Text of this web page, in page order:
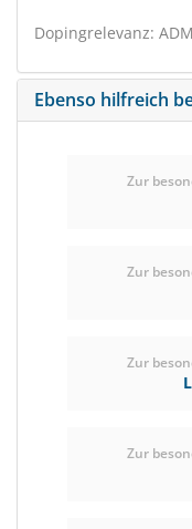
Dopingrelevanz:
Ebenso hilfreich
Zur
Zur
Zur
Zur